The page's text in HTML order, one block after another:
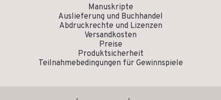
Manuskripte
Auslieferung und Buchhandel
Abdruckrechte und Lizenzen
Versandkosten
Preise
Produktsicherheit
Teilnahmebedingungen für Gewinnspiele